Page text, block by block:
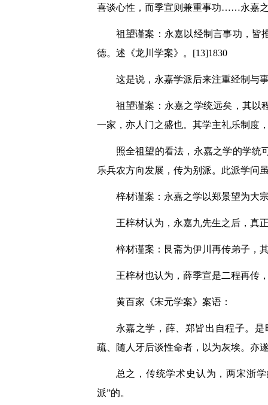
喜谈心性，而季宣则兼重事功……永嘉
祖望谨案：永嘉以经制言事功，皆
德。述《龙川学案》。[13]1830
这是说，永嘉学派后来注重经制与
祖望谨案：永嘉之学统远矣，其以
一家，亦人门之盛也。其学主礼乐制度
照全祖望的看法，永嘉之学的学统
乐兵农方向发展，传为别派。此派学问
梓材谨案：永嘉之学以郑景望为大
王梓材认为，永嘉九先生之后，真
梓材谨案：艮斋为伊川再传弟子，
王梓材也认为，薛季宣是二程再传
黄百家《宋元学案》案语：
永嘉之学，薛、郑皆出自程子。
疏、随人牙后谈性命者，以为灰埃。亦
总之，传统学术史认为，两宋浙
派”的。